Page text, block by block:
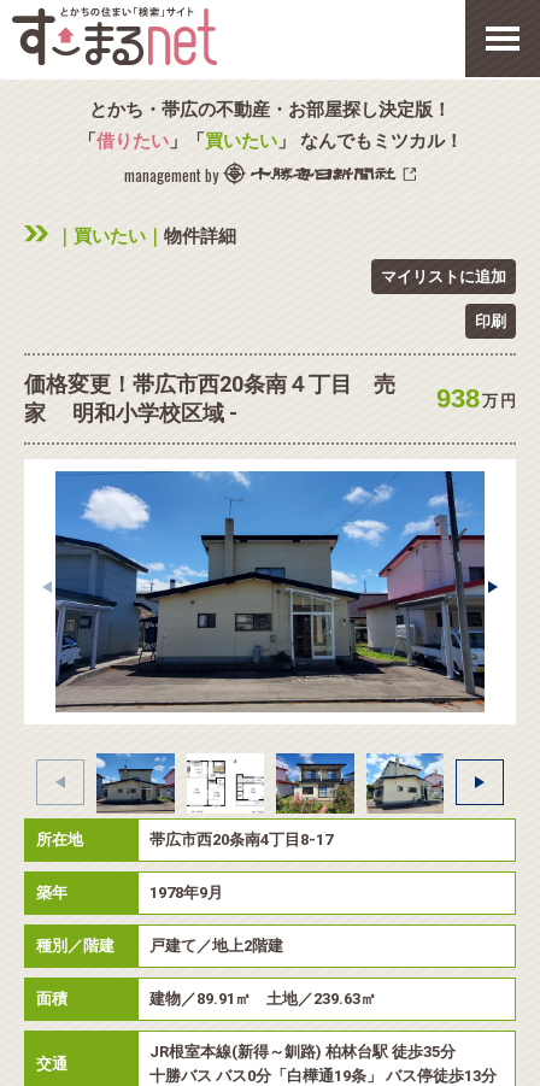
とかち・帯広の不動産・お部屋探し決定版！
「借りたい」「買いたい」 なんでもミツカル！
management by
｜買いたい｜ 物件詳細
マイリストに追加
印刷
価格変更！帯広市西20条南４丁目 売
家 明和小学校区域 -
938万 円
所在地 帯広市西20条南4丁目8-17
築年 1978年9月
種別／階建 戸建て／地上2階建
面積 建物／89.91㎡ 土地／239.63㎡
交通
JR根室本線(新得～釧路) 柏林台駅 徒歩35分
十勝バス バス0分「白樺通19条」 バス停徒歩13分